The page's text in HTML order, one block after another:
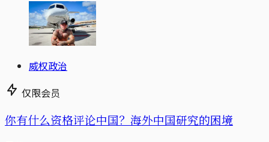
威权政治
仅限会员
你有什么资格评论中国？海外中国研究的困境